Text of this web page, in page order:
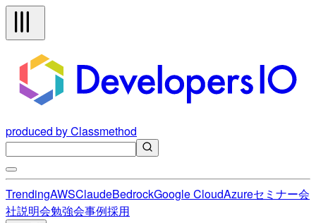
produced by Classmethod
TrendingAWSClaudeBedrockGoogle CloudAzureセミナー会
社説明会勉強会事例採用